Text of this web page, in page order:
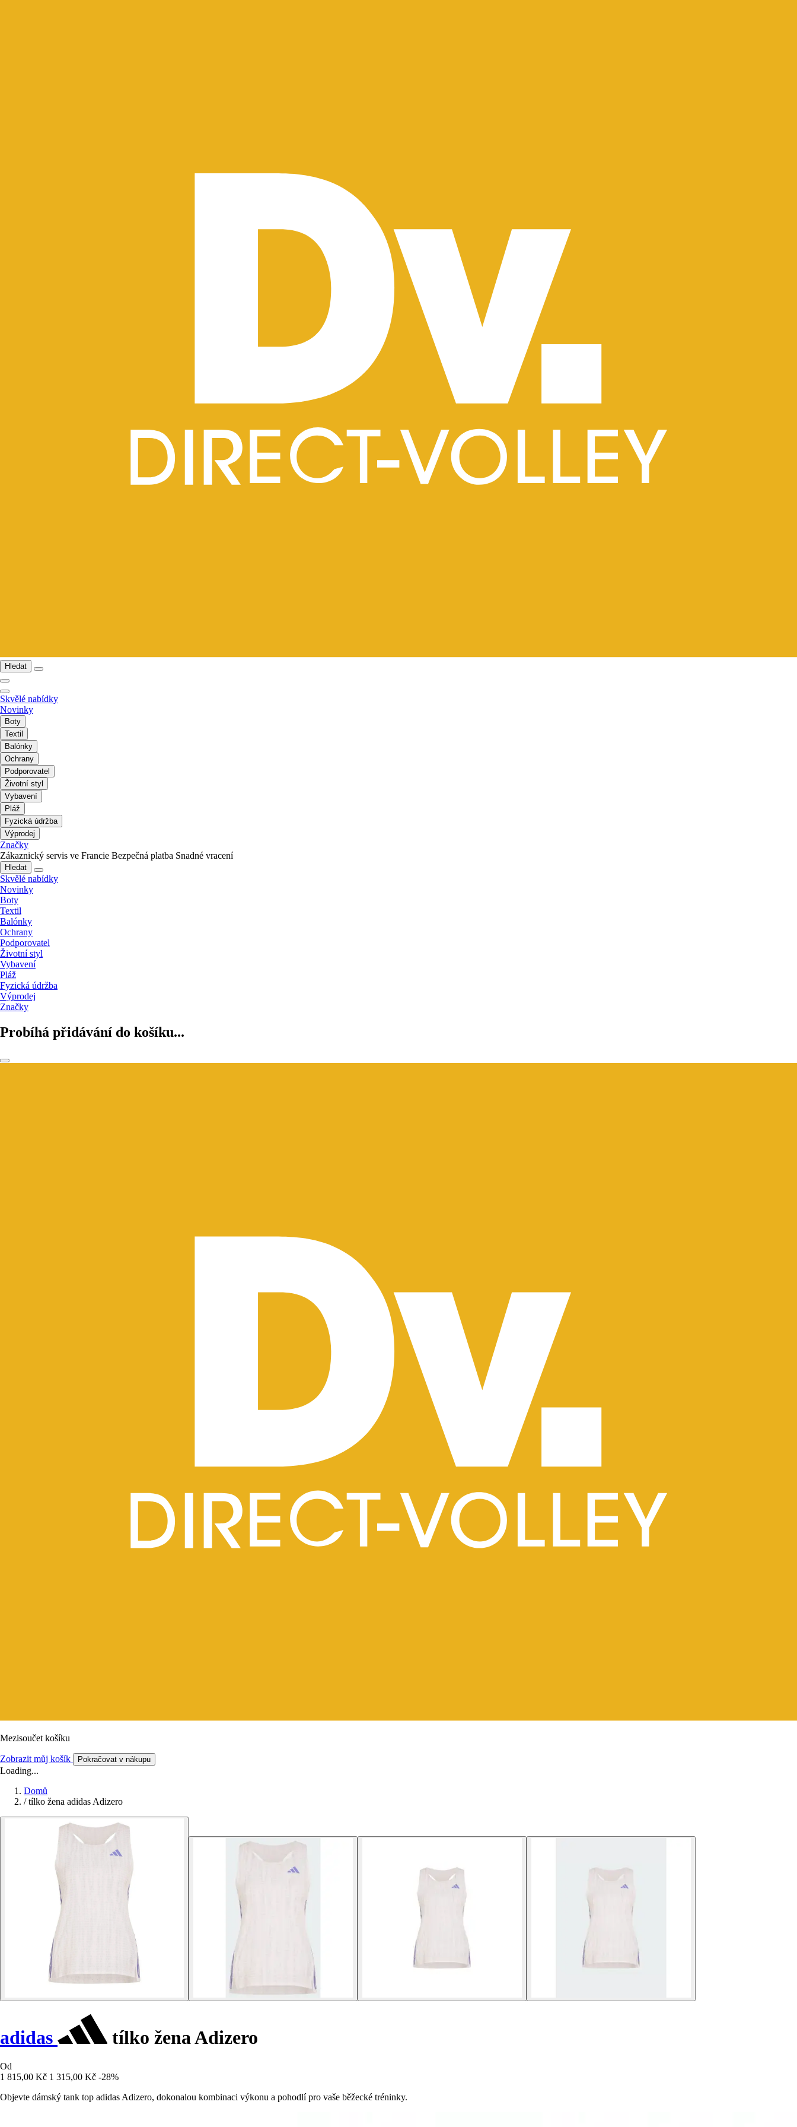
Hledat
Skvělé nabídky
Novinky
Boty
Textil
Balónky
Ochrany
Podporovatel
Životní styl
Vybavení
Pláž
Fyzická údržba
Výprodej
Značky
Zákaznický servis ve Francie Bezpečná platba Snadné vracení
Hledat
Skvělé nabídky
Novinky
Boty
Textil
Balónky
Ochrany
Podporovatel
Životní styl
Vybavení
Pláž
Fyzická údržba
Výprodej
Značky
Probíhá přidávání do košíku...
Mezisoučet košíku
Zobrazit můj košík Pokračovat v nákupu
Loading...
Domů
/ tílko žena adidas Adizero
adidas tílko žena Adizero
Od
1 815,00 Kč 1 315,00 Kč -28%
Objevte dámský tank top adidas Adizero, dokonalou kombinaci výkonu a pohodlí pro vaše běžecké tréninky.